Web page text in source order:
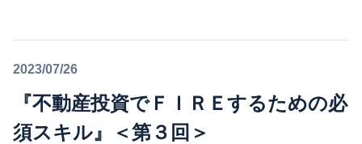
2023/07/26
『不動産投資でＦＩＲＥするための必
須スキル』＜第３回＞